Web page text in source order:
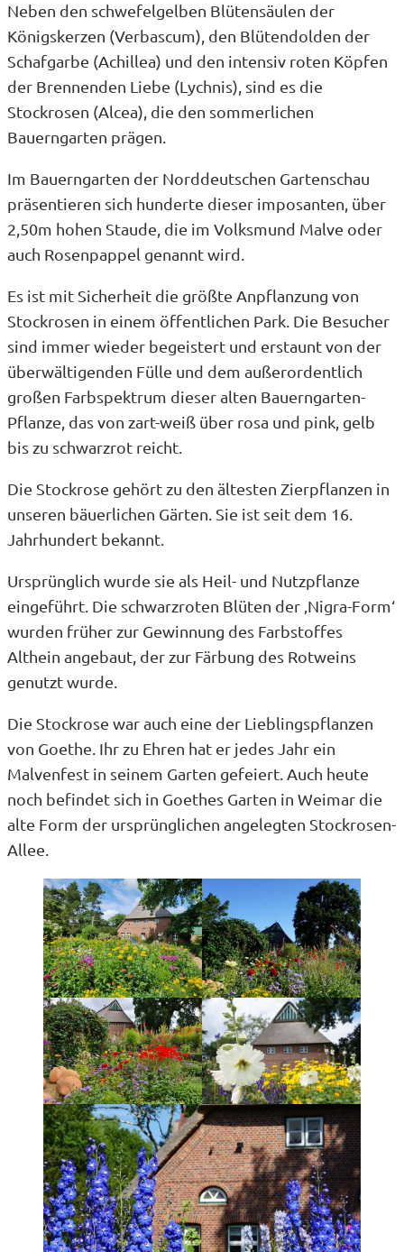
Neben den schwefelgelben Blütensäulen der
Königskerzen (Verbascum), den Blütendolden der
Schafgarbe (Achillea) und den intensiv roten Köpfen
der Brennenden Liebe (Lychnis), sind es die
Stockrosen (Alcea), die den sommerlichen
Bauerngarten prägen.
Im Bauerngarten der Norddeutschen Gartenschau
präsentieren sich hunderte dieser imposanten, über
2,50m hohen Staude, die im Volksmund Malve oder
auch Rosenpappel genannt wird.
Es ist mit Sicherheit die größte Anpflanzung von
Stockrosen in einem öffentlichen Park. Die Besucher
sind immer wieder begeistert und erstaunt von der
überwältigenden Fülle und dem außerordentlich
großen Farbspektrum dieser alten Bauerngarten-
Pflanze, das von zart-weiß über rosa und pink, gelb
bis zu schwarzrot reicht.
Die Stockrose gehört zu den ältesten Zierpflanzen in
unseren bäuerlichen Gärten. Sie ist seit dem 16.
Jahrhundert bekannt.
Ursprünglich wurde sie als Heil- und Nutzpflanze
eingeführt. Die schwarzroten Blüten der ‚Nigra-Form‘
wurden früher zur Gewinnung des Farbstoffes
Althein angebaut, der zur Färbung des Rotweins
genutzt wurde.
Die Stockrose war auch eine der Lieblingspflanzen
von Goethe. Ihr zu Ehren hat er jedes Jahr ein
Malvenfest in seinem Garten gefeiert. Auch heute
noch befindet sich in Goethes Garten in Weimar die
alte Form der ursprünglichen angelegten Stockrosen-
Allee.